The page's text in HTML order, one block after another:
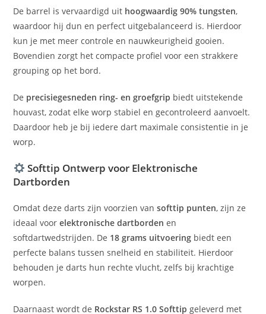
De barrel is vervaardigd uit hoogwaardig 90% tungsten,
waardoor hij dun en perfect uitgebalanceerd is. Hierdoor
kun je met meer controle en nauwkeurigheid gooien.
Bovendien zorgt het compacte profiel voor een strakkere
grouping op het bord.
De precisiegesneden ring- en groefgrip biedt uitstekende
houvast, zodat elke worp stabiel en gecontroleerd aanvoelt.
Daardoor heb je bij iedere dart maximale consistentie in je
worp.
Softtip Ontwerp voor Elektronische
Dartborden
Omdat deze darts zijn voorzien vansofttip punten, zijn ze
ideaal voorelektronische dartborden en
softdartwedstrijden. De 18 grams uitvoering biedt een
perfecte balans tussen snelheid en stabiliteit. Hierdoor
behouden je darts hun rechte vlucht, zelfs bij krachtige
worpen.
Daarnaast wordt de Rockstar RS 1.0 Softtip geleverd met